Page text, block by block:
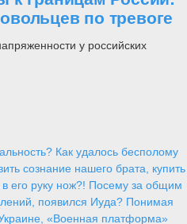
по тревоге
у российских
Как удалось бесполому
сознание нашего брата, купить
в его руку нож?! Посему за общим
появился Иуда? Понимая
«Военная платформа»